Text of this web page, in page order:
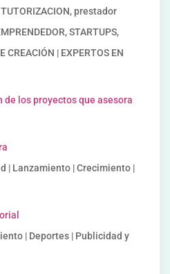
TUTORIZACION, prestador
STARTUPS,
CREACIÓN | EXPERTOS EN
de los proyectos que asesora
| Lanzamiento | Crecimiento |
| Deportes | Publicidad y